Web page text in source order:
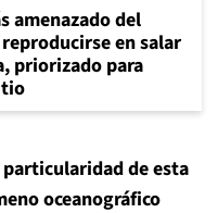
amenazado del
en salar
priorizado para
particularidad de esta
oceanográfico